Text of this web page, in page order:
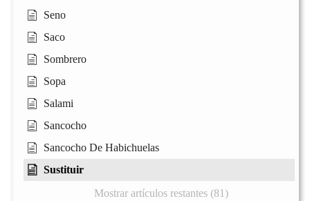
Seno
Saco
Sombrero
Sopa
Salami
Sancocho
Sancocho De Habichuelas
Sustituir
Mostrar artículos restantes (81)